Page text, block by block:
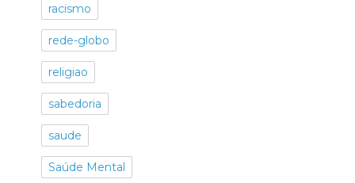
racismo
rede-globo
religiao
sabedoria
saude
Saúde Mental